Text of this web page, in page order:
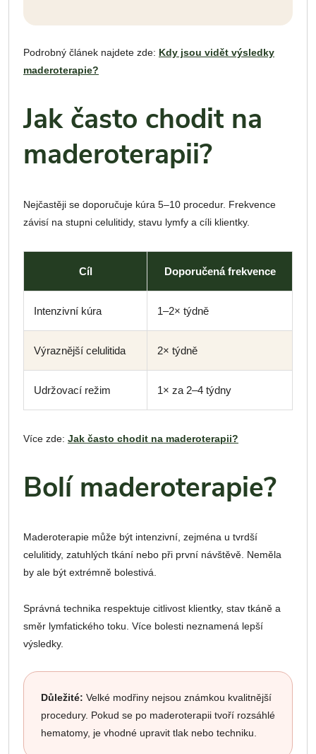
Podrobný článek najdete zde: Kdy jsou vidět výsledky
maderoterapie?
Jak často chodit na
maderoterapii?
Nejčastěji se doporučuje kúra 5–10 procedur. Frekvence
závisí na stupni celulitidy, stavu lymfy a cíli klientky.
Cíl Doporučená frekvence
Intenzivní kúra 1–2× týdně
Výraznější celulitida 2× týdně
Udržovací režim 1× za 2–4 týdny
Více zde: Jak často chodit na maderoterapii?
Bolí maderoterapie?
Maderoterapie může být intenzivní, zejména u tvrdší
celulitidy, zatuhlých tkání nebo při první návštěvě. Neměla
by ale být extrémně bolestivá.
Správná technika respektuje citlivost klientky, stav tkáně a
směr lymfatického toku. Více bolesti neznamená lepší
výsledky.
Důležité: Velké modřiny nejsou známkou kvalitnější
procedury. Pokud se po maderoterapii tvoří rozsáhlé
hematomy, je vhodné upravit tlak nebo techniku.